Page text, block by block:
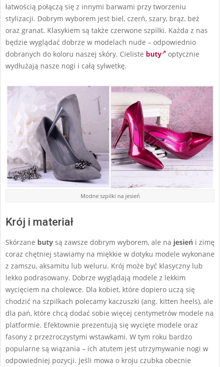
łatwością połączą się z innymi barwami przy tworzeniu
stylizacji. Dobrym wyborem jest biel, czerń, szary, brąz, beż
oraz granat. Klasykiem są także czerwone szpilki. Każda z nas
będzie wyglądać dobrze w modelach nude – odpowiednio
dobranych do koloru naszej skóry. Cieliste buty
optycznie
wydłużają nasze nogi i całą sylwetkę.
Modne szpilki na jesień
Krój i materiał
Skórzane buty są zawsze dobrym wyborem, ale na jesień i zimę
coraz chętniej stawiamy na miękkie w dotyku modele wykonane
z zamszu, aksamitu lub weluru. Krój może być klasyczny lub
lekko podrasowany. Dobrze wyglądają modele z lekkim
wycięciem na cholewce. Dla kobiet, które dopiero uczą się
chodzić na szpilkach polecamy kaczuszki (ang. kitten heels), ale
dla pań, które chcą dodać sobie więcej centymetrów modele na
platformie. Efektownie prezentują się wycięte modele oraz
fasony z przezroczystymi wstawkami. W tym roku bardzo
popularne są wiązania – ich atutem jest utrzymywanie nogi w
odpowiedniej pozycji. Jeśli mowa o kroju czubka obecnie